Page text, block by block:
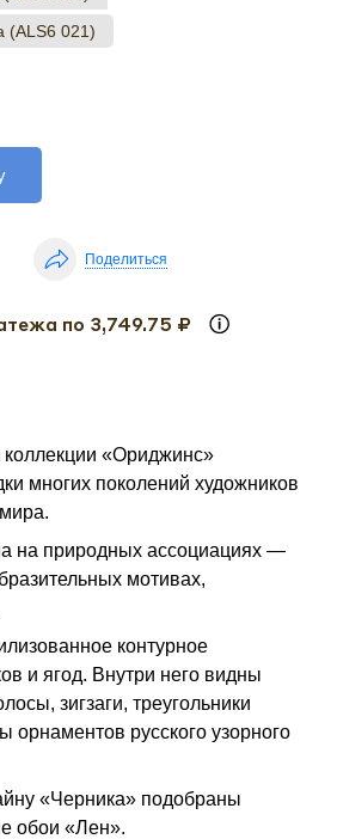
(ALS6 021)
Поделиться
по 3,749.75 ₽
коллекции «Ориджинс»
многих поколений художников
на природных ассоциациях —
мотивах,
контурное
и ягод. Внутри него видны
зигзаги, треугольники
орнаментов русского узорного
«Черника» подобраны
обои «Лен».